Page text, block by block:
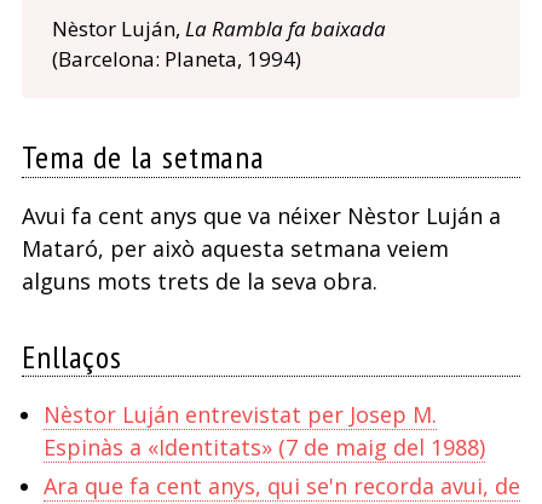
Nèstor Luján, La Rambla fa baixada
(Barcelona: Planeta, 1994)
Tema de la setmana
Avui fa cent anys que va néixer Nèstor Luján a
Mataró, per això aquesta setmana veiem
alguns mots trets de la seva obra.
Enllaços
Nèstor Luján entrevistat per Josep M.
Espinàs a «Identitats» (7 de maig del 1988)
Ara que fa cent anys, qui se'n recorda avui, de